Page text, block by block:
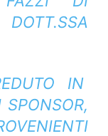
DOTT.SSA
IN